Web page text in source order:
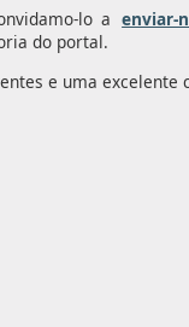
lo a enviar-
do portal.
e uma excelente